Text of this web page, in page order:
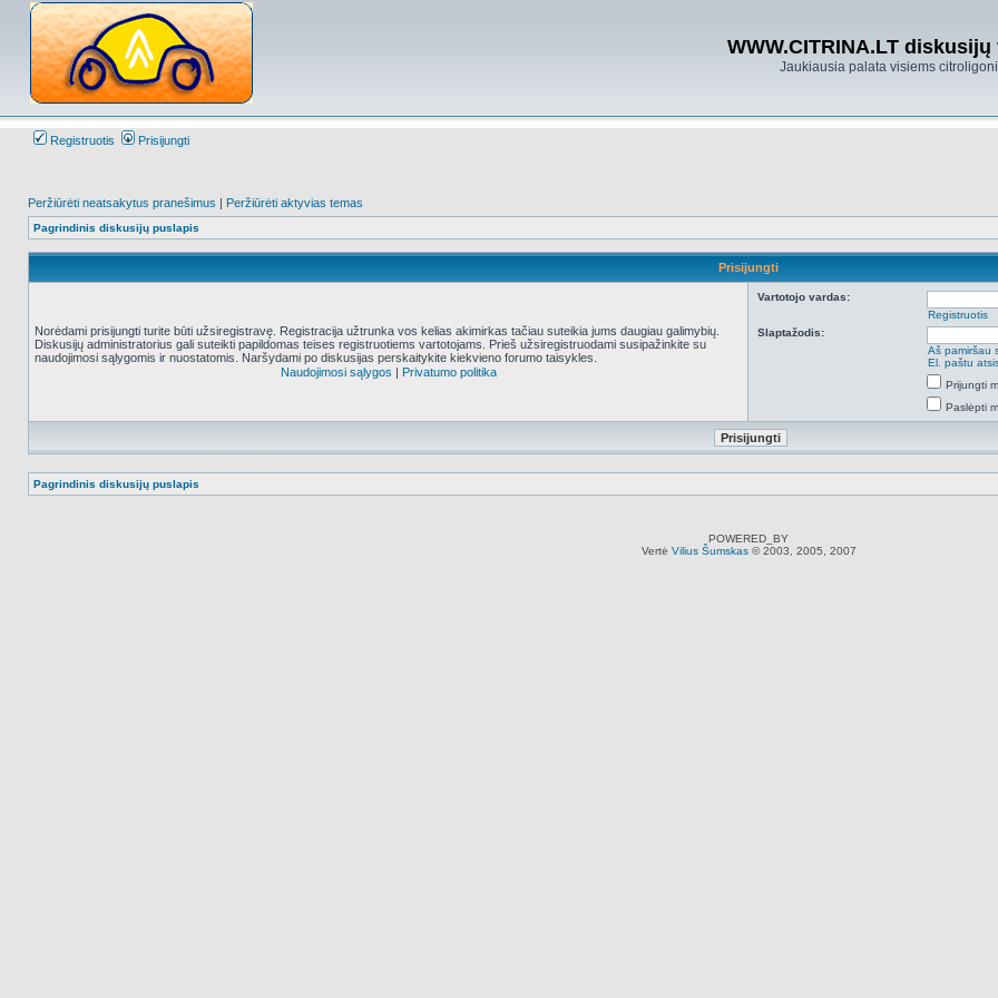
WWW.CITRINA.LT
Jaukiausia palata visiems
Registruotis Prisijungti
Peržiūrėti neatsakytus pranešimus | Peržiūrėti aktyvias temas
Pagrindinis diskusijų puslapis
Prisijungti
Norėdami prisijungti turite būti užsiregistravę. Registracija užtrunka vos kelias akimirkas tačiau suteikia jums daugiau galimybių.
Diskusijų administratorius gali suteikti papildomas teises registruotiems vartotojams. Prieš užsiregistruodami susipažinkite su
naudojimosi sąlygomis ir nuostatomis. Naršydami po diskusijas perskaitykite kiekvieno forumo taisykles.
Naudojimosi sąlygos | Privatumo politika
Vartotojo vardas:
Registruotis
Slaptažodis:
Aš pamiršau
El. paštu
Prijungti
Paslėpti
Pagrindinis diskusijų puslapis
POWERED_BY
Vertė Vilius Šumskas© 2003, 2005, 2007